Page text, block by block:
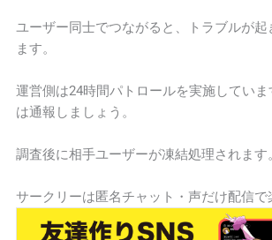
ユーザー同士でつながると、トラブルが起
ます。
運営側は24時間パトロールを実施していま
は通報しましょう。
調査後に相手ユーザーが凍結処理されます
サークリーは匿名チャット・声だけ配信で